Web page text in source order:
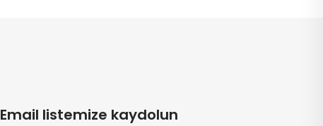
Email listemize kaydolun